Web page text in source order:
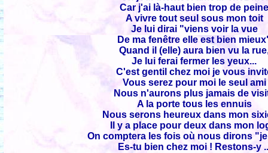
Car j'ai là-haut bien trop de
A vivre tout seul sous mon toit
Je lui dirai "viens voir la vue
De ma fenêtre elle est bien
Quand il (elle) aura bien vu la
Je lui ferai fermer les yeux...
C'est gentil chez moi je vous
Vous serez pour moi le seul ami
Nous n'aurons plus jamais de
A la porte tous les ennuis
Nous serons heureux dans mon
Il y a place pour deux dans mon
On comptera les fois où nous dirons
Es-tu bien chez moi ! Restons-y